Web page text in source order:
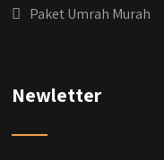
Paket Umrah Murah
Newletter